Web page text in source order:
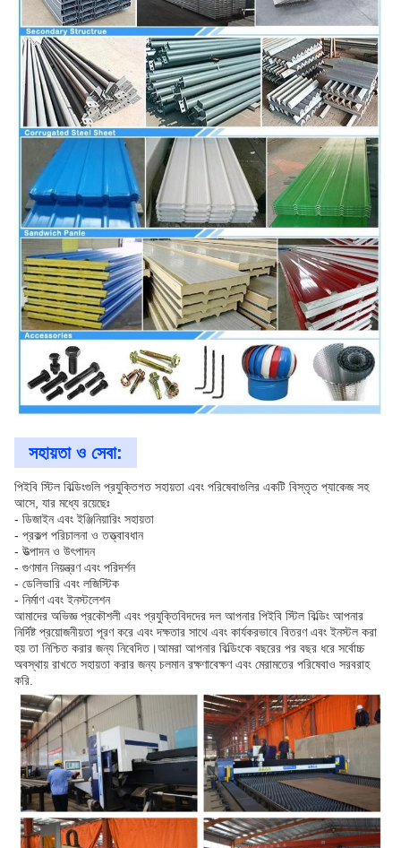
সহায়তা ও সেবা:
পিইবি স্টিল বিল্ডিংগুলি প্রযুক্তিগত সহায়তা এবং পরিষেবাগুলির একটি বিস্তৃত প্যাকেজ সহ
আসে, যার মধ্যে রয়েছেঃ
- ডিজাইন এবং ইঞ্জিনিয়ারিং সহায়তা
- প্রকল্প পরিচালনা ও তত্ত্বাবধান
- উত্পাদন ও উৎপাদন
- গুণমান নিয়ন্ত্রণ এবং পরিদর্শন
- ডেলিভারি এবং লজিস্টিক
- নির্মাণ এবং ইনস্টলেশন
আমাদের অভিজ্ঞ প্রকৌশলী এবং প্রযুক্তিবিদদের দল আপনার পিইবি স্টিল বিল্ডিং আপনার
নির্দিষ্ট প্রয়োজনীয়তা পূরণ করে এবং দক্ষতার সাথে এবং কার্যকরভাবে বিতরণ এবং ইনস্টল করা
হয় তা নিশ্চিত করার জন্য নিবেদিত।আমরা আপনার বিল্ডিংকে বছরের পর বছর ধরে সর্বোচ্চ
অবস্থায় রাখতে সহায়তা করার জন্য চলমান রক্ষণাবেক্ষণ এবং মেরামতের পরিষেবাও সরবরাহ
করি.